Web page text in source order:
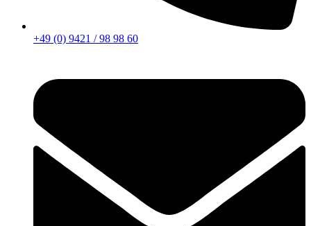
+49 (0) 9421 / 98 98 60